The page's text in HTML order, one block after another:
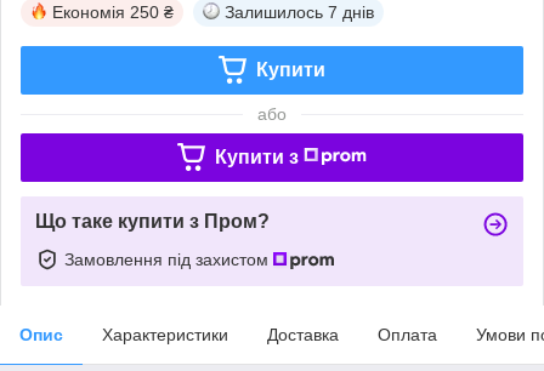
Економія 250 ₴ Залишилось 7 днів
Купити
або
Купити з
Що таке купити з Пром?
Замовлення під захистом
Опис Характеристики Доставка Оплата Умови